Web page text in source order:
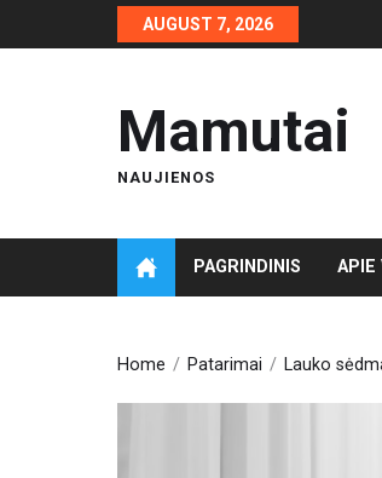
to
AUGUST 7, 2026
Mamutai
NAUJIENOS
PAGRINDINIS APIE
Home Patarimai Lauko